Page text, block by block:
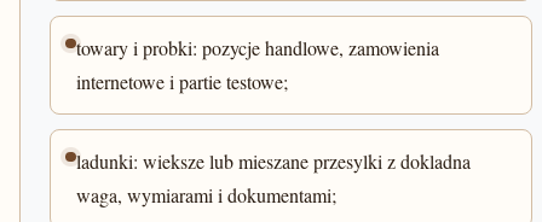
towary i probki: pozycje handlowe, zamowienia
internetowe i partie testowe;
ladunki: wieksze lub mieszane przesylki z dokladna
waga, wymiarami i dokumentami;